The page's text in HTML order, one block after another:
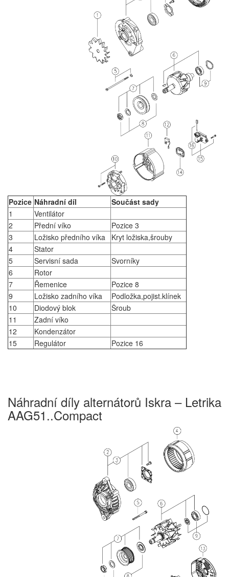
Pozice Náhradní díl
Součást sady
1
Ventilátor
2
Přední víko
Pozice 3
3
Ložisko předního víka
Kryt ložiska,šrouby
4
Stator
5
Servisní sada
Svorníky
6
Rotor
7
Řemenice
Pozice 8
9
Ložisko zadního víka
Podložka,pojist.klínek
10
Diodový blok
Šroub
11
Zadní víko
12
Kondenzátor
15
Regulátor Pozice 16
Náhradní díly alternátorů Iskra – Letrika
AAG51..Compact